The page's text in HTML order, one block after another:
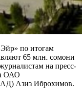
по итогам
65 млн. сомони
на пресс-
ОАО
Азиз Иброхимов.